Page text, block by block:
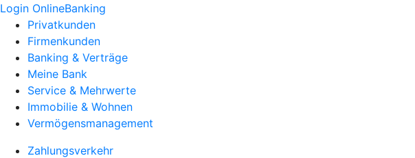
Login OnlineBanking
Privatkunden
Firmenkunden
Banking & Verträge
Meine Bank
Service & Mehrwerte
Immobilie & Wohnen
Vermögensmanagement
Zahlungsverkehr